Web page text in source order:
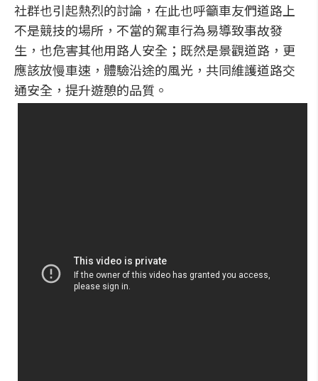
社群也引起熱烈的討論，在此也呼籲車友們道路上
不是競技的場所，不當的駕車行為易導致事故發
生，也危害其他用路人安全；既然是景觀道路，更
應該放慢車速，體驗沿途的風光，共同維護道路交
通安全，提升遊憩的品質。